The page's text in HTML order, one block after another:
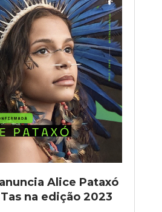
anuncia Alice Pataxó
na edição 2023